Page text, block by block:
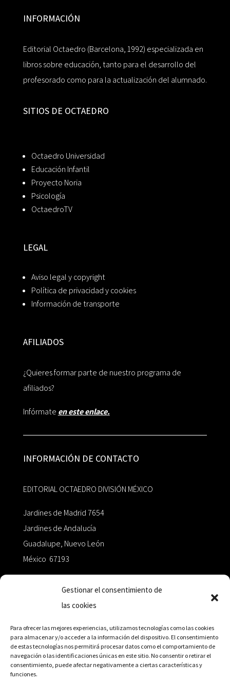
Gestionar el consentimiento de
las cookies
Para ofrecer las mejores experiencias, utilizamos tecnologías como las cookies
para almacenar y/o acceder a la información del dispositivo. El consentimiento
de estas tecnologías nos permitirá procesar datos como el comportamiento de
navegación o las identificaciones únicas en este sitio. No consentir o retirar el
consentimiento, puede afectar negativamente a ciertas características y
funciones.
INFORMACIÓN
Editorial Octaedro (Barcelona, 1992) especializada en
libros sobre educación, tanto para el desarrollo del
profesorado como para la actualización del alumnado.
SITIOS DE OCTAEDRO
Octaedro Universidad
Educación Infantil
Proyecto Noria
Psicología
OctaedroTV
LEGAL
Aviso legal y copyright
Política de privacidad y cookies
Información de transporte
AFILIADOS
¿Quieres formar parte de nuestro programa de
afiliados?
Infórmate en este enlace.
INFORMACIÓN DE CONTACTO
EDITORIAL OCTAEDRO DIVISIÓN MÉXICO
Jardines de Madrid 7654
Jardines de Andalucía
Guadalupe, Nuevo León
México 67193
+52 811.499.5638
RED DE DISTRIBUCIÓN